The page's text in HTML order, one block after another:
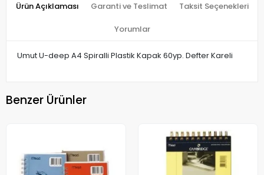
Ürün Açıklaması Garanti ve Teslimat Taksit Seçenekleri
Yorumlar
Umut U-deep A4 Spiralli Plastik Kapak 60yp. Defter Kareli
Benzer Ürünler